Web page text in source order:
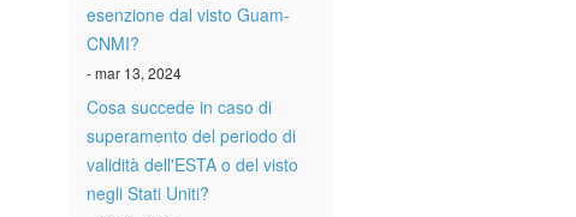
esenzione dal visto Guam-
CNMI?
- mar 13, 2024
Cosa succede in caso di
superamento del periodo di
validità dell'ESTA o del visto
negli Stati Uniti?